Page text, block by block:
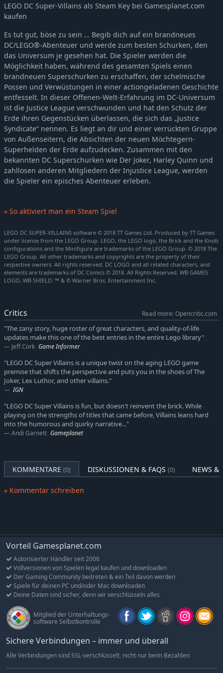
LEGO DC Super-Villains als Steam Key bei Gamesplanet.com
kaufen
Es tut gut, böse zu sein … Begib dich auf ein brandneues
DC/LEGO®-Abenteuer und werde zum besten Schurken, den
das Universum je gesehen hat. Die Spieler werden die
Möglichkeit haben, während des gesamten Spiels einen
brandneuen Superschurken zu erschaffen, der schelmische
Possen und Verwüstungen in einer actiongeladenen Geschichte
entfesselt. In dieser Offenen-Welt-Erfahrung im DC-Universum
ist die Justice League verschwunden und hat den Schutz der
Erde ihren Gegenstücken überlassen, die sich das „Justice
Syndicate“ nennen. Es liegt an dir und einer verrückten Gruppe
von Außenseitern, die Absichten der neuen Möchtegern-
Superhelden der Erde aufzudecken. Zusammen mit den
bekannten DC Superschurken wie Der Joker, Harley Quinn und
zahllosen anderen Mitgliedern der Injustice League, werden
die Spieler ein episches Abenteuer erleben.
» So aktiviert man ein Steam Spiel
LEGO DC SUPER-VILLAINS software © 2018 TT Games Ltd. Produced by TT Games
under license from the LEGO Group. LEGO, the LEGO logo, the Brick and the Knob
configurations and the Minifigure are trademarks of the LEGO Group. © 2018 The
LEGO Group. All other trademarks and copyrights are the property of their
respective owners. All rights reserved. DC LOGO and all related characters, and
elements are trademarks of DC Comics © 2018. All Rights Reserved. WB GAMES
LOGO, WB SHIELD: ™ & © Warner Bros. Entertainment Inc.
Critics
Read more: Opencritic.com
"The zany story, huge roster of great characters, and quality-of-life
updates make this one of the best entries in the entire Lego library"
Jeff Cork Game Informer
"LEGO DC Super Villains is a unique twist on the aging LEGO game
premise that shifts the perspective and puts you in the shoes of The
Joker, Lex Luthor, and other villains."
IGN
"LEGO DC Super Villains is fun, but doesn't reinvent the brick. While
playing on the strengths of titles that came before, Villains leans hard
into the humorous and quirky narrative..."
Andi Garnett Gameplanet
KOMMENTARE (0) DISKUSSIONEN & FAQS (0) NEWS &
» Kommentar schreiben
Vorteil Gamesplanet.com
Autorisierter Händler seit 2006
Vollversionen von Spielen legal kaufen und downloaden
Der Gaming Community beitreten & ein Teil davon werden
Spiele für deinen PC und/oder Mac downloaden
Deine Daten sind sicher, denn wir verschlüsseln alles
Mitglied der Unterhaltungs-
software Selbstkontrolle
Sichere Verbindungen – immer und überall
Alle Verbindungen sind SSL-verschlüsselt, nicht nur beim Bezahlen